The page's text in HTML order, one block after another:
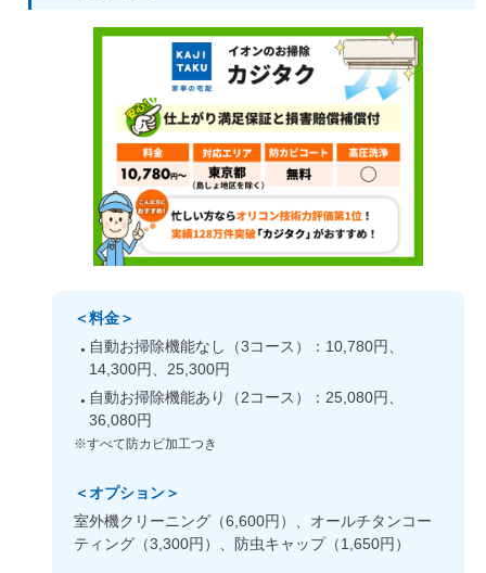
＜料金＞
自動お掃除機能なし（3コース）：10,780円、
14,300円、25,300円
自動お掃除機能あり（2コース）：25,080円、
36,080円
※すべて防カビ加工つき
＜オプション＞
室外機クリーニング（6,600円）、オールチタンコー
ティング（3,300円）、防虫キャップ（1,650円）